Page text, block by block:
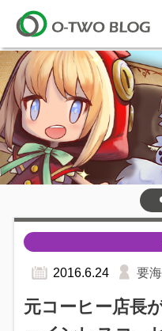
2016.6.24 要海
元コーヒー店長